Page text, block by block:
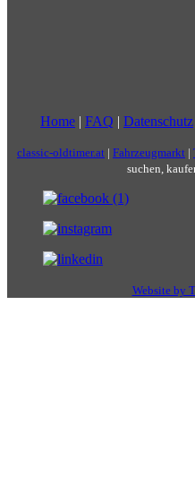
Home | FAQ | Datenschutz
classic-oldtimer.at | Fahrzeugmarkt |
suchen,
Website by